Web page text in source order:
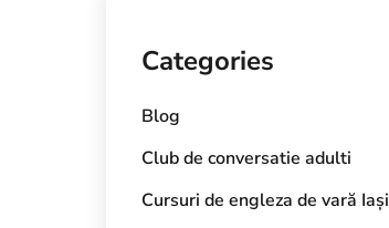
Categories
Blog
Club de conversatie adulti
Cursuri de engleza de vară Iași